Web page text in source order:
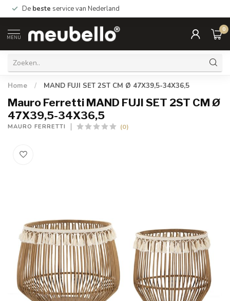
De beste service van Nederland
MENU
0
Home / MAND FUJI SET 2ST CM Ø 47X39,5-34X36,5
Mauro Ferretti MAND FUJI SET 2ST CM Ø
47X39,5-34X36,5
MAURO FERRETTI (0)